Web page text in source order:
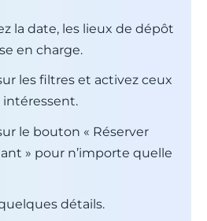
la date, les lieux de dépôt
en charge.
les filtres et activez ceux
intéressent.
le bouton « Réserver
» pour n’importe quelle
détails.